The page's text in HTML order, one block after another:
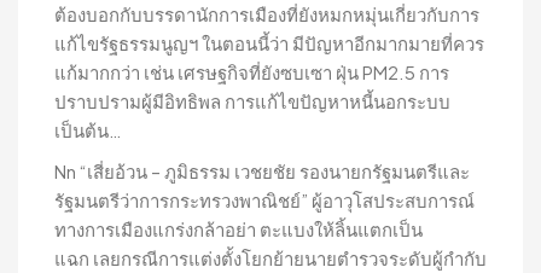
ต้องบอกกับบรรดานักการเมืองที่ยังหมกหมุ่นเกี่ยวกับการ
แก้ไขรัฐธรรมนูญฯ ในตอนนี้ว่า มีปัญหาอีกมากมายที่ควร
แก้มากกว่า เช่น เศรษฐกิจที่ยังซบเซา ฝุ่น PM2.5 การ
ปราบปรามผู้มีอิทธิพล การแก้ไขปัญหาหนี้นอกระบบ
เป็นต้น…
Nn “เสี่ยอ้วน – ภูมิธรรม เวชยชัย รองนายกรัฐมนตรีและ
รัฐมนตรีว่าการกระทรวงพาณิชย์” ผู้อาวุโสประสบการณ์
ทางการเมืองแกร่งกล้าอย่า ตะแบงให้ลิ้นแตกเป็น
แฉก เลยกรณีการแต่งตั้งโยกย้ายนายตำรวจระดับผู้กำกับ